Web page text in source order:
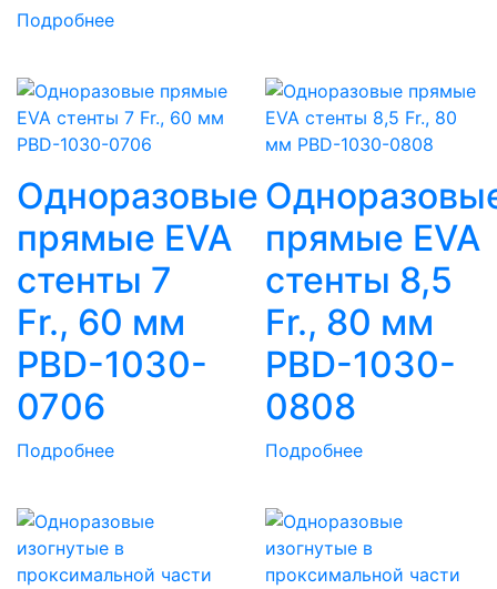
Подробнее
Одноразовые
прямые EVA
стенты 7
Fr., 60 мм
PBD-1030-
0706
Подробнее
прямые EVA
стенты 8,5
Fr., 80 мм
PBD-1030-
0808
Подробнее